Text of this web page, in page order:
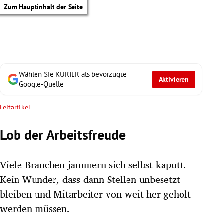
Zum Hauptinhalt der Seite
Untermenü
Wählen Sie KURIER als bevorzugte
Google-Quelle
Aktivieren
Leitartikel
Lob der Arbeitsfreude
Viele Branchen jammern sich selbst kaputt.
Kein Wunder, dass dann Stellen unbesetzt
bleiben und Mitarbeiter von weit her geholt
werden müssen.